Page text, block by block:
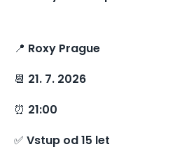
📍 Roxy Prague
📆 21. 7. 2026
⏰ 21:00
✅ Vstup od 15 let